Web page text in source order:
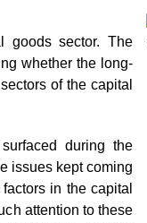
goods sector. The
whether the long-
of the capital
during the
issues kept coming
in the capital
attention to these